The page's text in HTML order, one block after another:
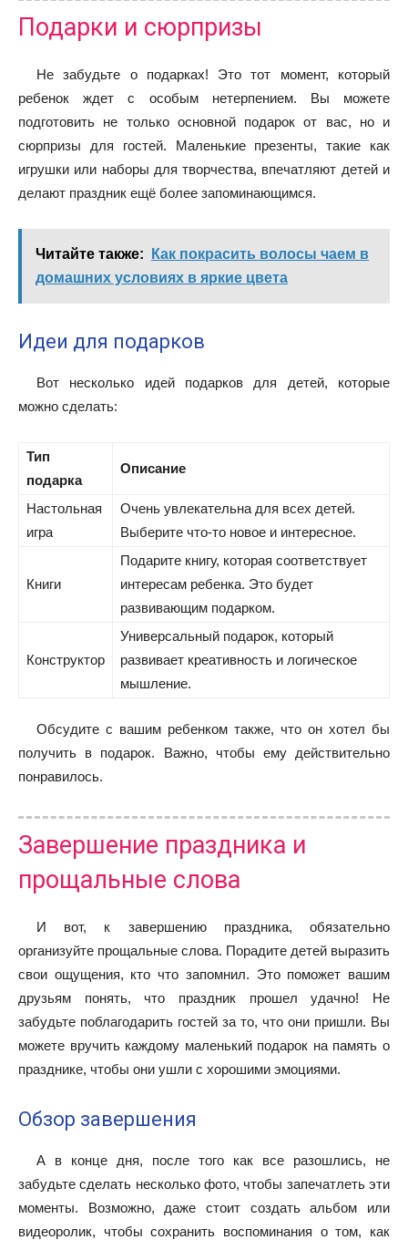
Подарки и сюрпризы
Не забудьте о подарках! Это тот момент, который
ребенок ждет с особым нетерпением. Вы можете
подготовить не только основной подарок от вас, но и
сюрпризы для гостей. Маленькие презенты, такие как
игрушки или наборы для творчества, впечатляют детей и
делают праздник ещё более запоминающимся.
Читайте также:
Как покрасить волосы чаем в
домашних условиях в яркие цвета
Идеи для подарков
Вот несколько идей подарков для детей, которые
можно сделать:
Тип
подарка
Описание
Настольная
игра
Очень увлекательна для всех детей.
Выберите что-то новое и интересное.
Книги
Подарите книгу, которая соответствует
интересам ребенка. Это будет
развивающим подарком.
Конструктор
Универсальный подарок, который
развивает креативность и логическое
мышление.
Обсудите с вашим ребенком также, что он хотел бы
получить в подарок. Важно, чтобы ему действительно
понравилось.
Завершение праздника и
прощальные слова
И вот, к завершению праздника, обязательно
организуйте прощальные слова. Порадите детей выразить
свои ощущения, кто что запомнил. Это поможет вашим
друзьям понять, что праздник прошел удачно! Не
забудьте поблагодарить гостей за то, что они пришли. Вы
можете вручить каждому маленький подарок на память о
празднике, чтобы они ушли с хорошими эмоциями.
Обзор завершения
А в конце дня, после того как все разошлись, не
забудьте сделать несколько фото, чтобы запечатлеть эти
моменты. Возможно, даже стоит создать альбом или
видеоролик, чтобы сохранить воспоминания о том, как